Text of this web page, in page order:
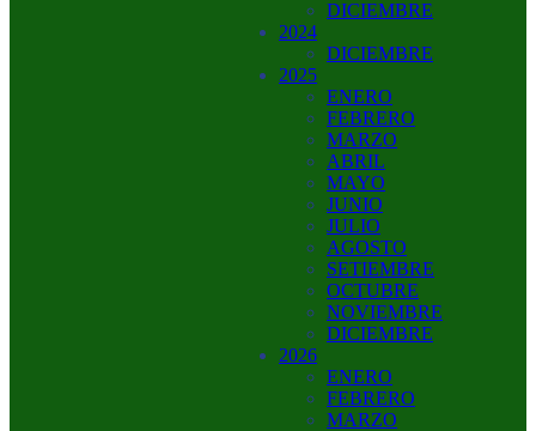
DICIEMBRE
2024
DICIEMBRE
2025
ENERO
FEBRERO
MARZO
ABRIL
MAYO
JUNIO
JULIO
AGOSTO
SETIEMBRE
OCTUBRE
NOVIEMBRE
DICIEMBRE
2026
ENERO
FEBRERO
MARZO